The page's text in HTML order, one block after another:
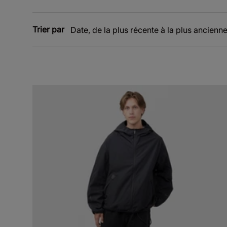
Trier par Date, de la plus récente à la plus ancienne